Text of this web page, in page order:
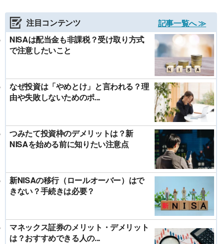
注目コンテンツ
記事一覧へ ≫
NISAは配当金も非課税？受け取り方式
で注意したいこと
なぜ投資は「やめとけ」と言われる？理
由や失敗しないためのポ...
つみたて投資枠のデメリットは？新
NISAを始める前に知りたい注意点
新NISAの移行（ロールオーバー）はで
きない？手続きは必要？
マネックス証券のメリット・デメリット
は？おすすめできる人の...